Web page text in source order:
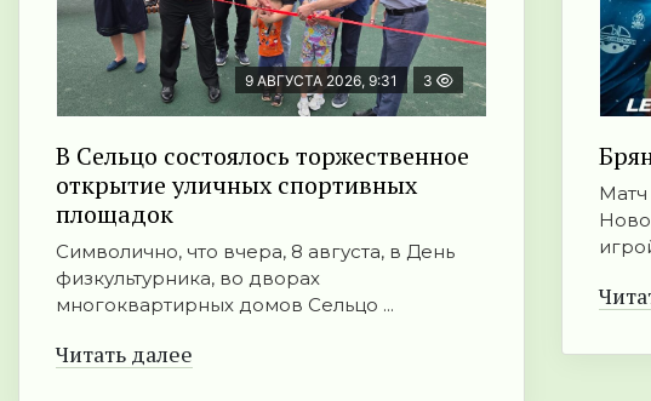
9 АВГУСТА 2026, 9:31 3
В Сельцо состоялось торжественное
открытие уличных спортивных
площадок
Символично, что вчера, 8 августа, в День
физкультурника, во дворах
многоквартирных домов Сельцо ...
Читать далее
Матч